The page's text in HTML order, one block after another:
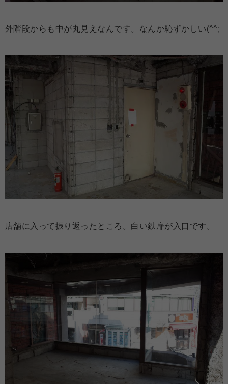
外階段からも中が丸見えなんです。なんか恥ずかしい(^^;
店舗に入って振り返ったところ。白い鉄扉が入口です。